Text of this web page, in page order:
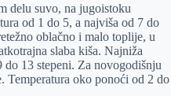
delu suvo, na jugoistoku
od 1 do 5, a najviša od 7 do
oblačno i malo toplije, u
slaba kiša. Najniža
do 13 stepeni. Za novogodišnju
Temperatura oko ponoći od 2 do